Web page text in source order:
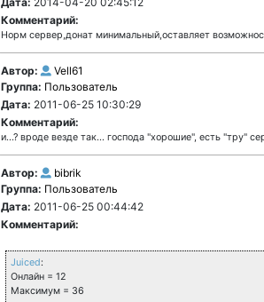
Комментарий:
Норм сервер,донат минимальный,оставляет
Автор:
Vell61
Группа: Пользователь
Дата: 2011-06-25 10:30:29
Комментарий:
и...? вроде везде так... господа "хорошие", есть "тру"
Автор:
bibrik
Группа: Пользователь
Дата: 2011-06-25 00:44:42
Комментарий:
Juiced:
Онлайн = 12
Максимум = 36